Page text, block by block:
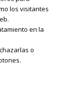
de
los visitantes
en la
o